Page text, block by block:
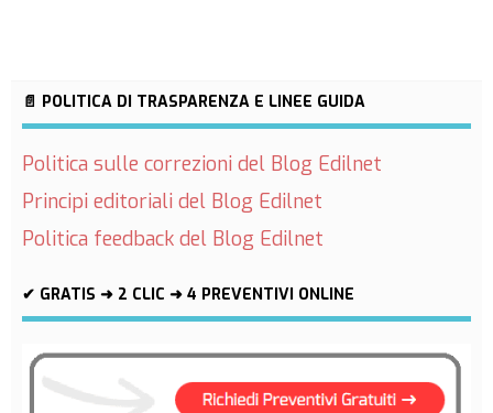
📄 POLITICA DI TRASPARENZA E LINEE GUIDA
Politica sulle correzioni del Blog Edilnet
Principi editoriali del Blog Edilnet
Politica feedback del Blog Edilnet
✔ GRATIS ➜ 2 CLIC ➜ 4 PREVENTIVI ONLINE